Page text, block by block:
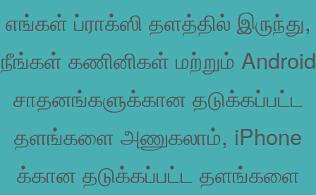
எங்கள் ப்ராக்ஸி தளத்தில் இருந்து,
நீங்கள் கணினிகள் மற்றும் Android
சாதனங்களுக்கான தடுக்கப்பட்ட
தளங்களை அணுகலாம், iPhone
க்கான தடுக்கப்பட்ட தளங்களை